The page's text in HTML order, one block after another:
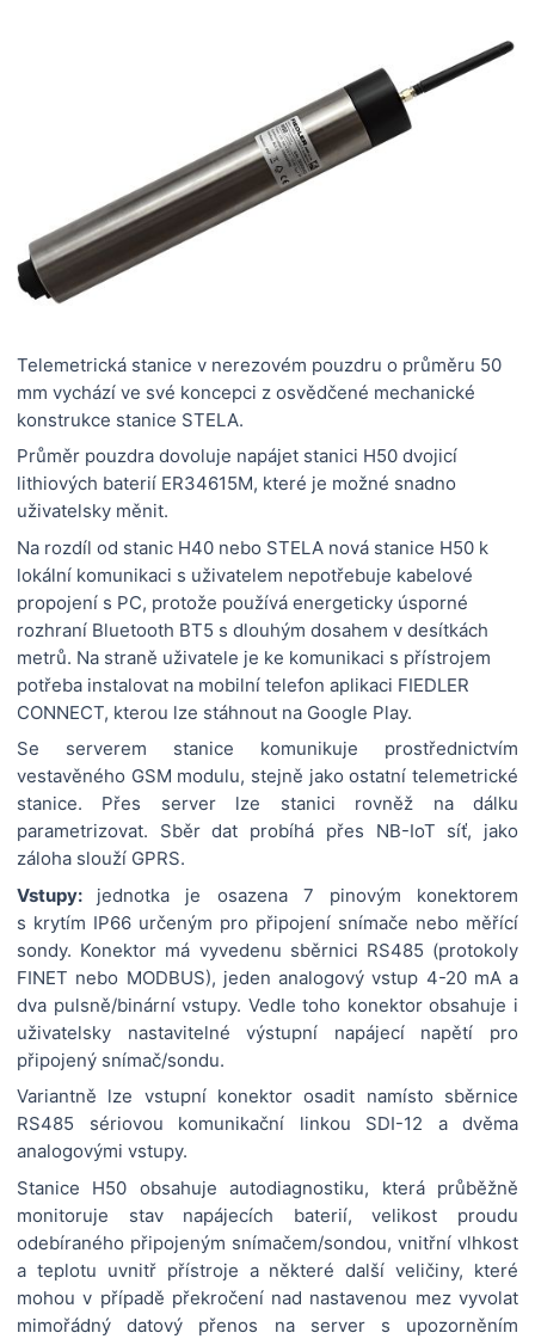
Telemetrická stanice v nerezovém pouzdru o průměru 50
mm vychází ve své koncepci z osvědčené mechanické
konstrukce stanice STELA.
Průměr pouzdra dovoluje napájet stanici H50 dvojicí
lithiových baterií ER34615M, které je možné snadno
uživatelsky měnit.
Na rozdíl od stanic H40 nebo STELA nová stanice H50 k
lokální komunikaci s uživatelem nepotřebuje kabelové
propojení s PC, protože používá energeticky úsporné
rozhraní Bluetooth BT5 s dlouhým dosahem v desítkách
metrů. Na straně uživatele je ke komunikaci s přístrojem
potřeba instalovat na mobilní telefon aplikaci FIEDLER
CONNECT, kterou lze stáhnout na Google Play.
Se serverem stanice komunikuje prostřednictvím
vestavěného GSM modulu, stejně jako ostatní telemetrické
stanice. Přes server lze stanici rovněž na dálku
parametrizovat. Sběr dat probíhá přes NB-IoT síť, jako
záloha slouží GPRS.
Vstupy: jednotka je osazena 7 pinovým konektorem
s krytím IP66 určeným pro připojení snímače nebo měřící
sondy. Konektor má vyvedenu sběrnici RS485 (protokoly
FINET nebo MODBUS), jeden analogový vstup 4-20 mA a
dva pulsně/binární vstupy. Vedle toho konektor obsahuje i
uživatelsky nastavitelné výstupní napájecí napětí pro
připojený snímač/sondu.
Variantně lze vstupní konektor osadit namísto sběrnice
RS485 sériovou komunikační linkou SDI-12 a dvěma
analogovými vstupy.
Stanice H50 obsahuje autodiagnostiku, která průběžně
monitoruje stav napájecích baterií, velikost proudu
odebíraného připojeným snímačem/sondou, vnitřní vlhkost
a teplotu uvnitř přístroje a některé další veličiny, které
mohou v případě překročení nad nastavenou mez vyvolat
mimořádný datový přenos na server s upozorněním